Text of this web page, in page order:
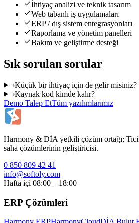
İhtiyaç analizi ve teknik tasarım
Web tabanlı iş uygulamaları
ERP / dış sistem entegrasyonları
Raporlama ve yönetim panelleri
Bakım ve geliştirme desteği
Sık sorulan sorular
›Küçük bir ihtiyaç için de gelir misiniz?
›Kaynak kod kimde kalır?
Demo Talep EtTüm yazılımlarımız
Harmony & DİA yetkili çözüm ortağı;
saha çözümlerinin geliştiricisi.
0 850 809 42 41
info@softoly.com
Hafta içi 08:00 – 18:00
ERP Çözümleri